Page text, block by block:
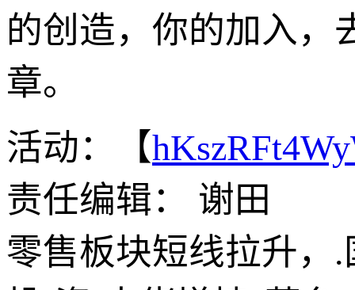
的创造，你的加入，
章。
活动：【
责任编辑： 谢田
零售板块短线拉升，